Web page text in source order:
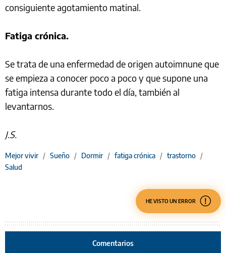
consiguiente agotamiento matinal.
Fatiga crónica.
Se trata de una enfermedad de origen autoimnune que
se empieza a conocer poco a poco y que supone una
fatiga intensa durante todo el día, también al
levantarnos.
J.S.
Mejor vivir / Sueño / Dormir / fatiga crónica / trastorno /
Salud
HE VISTO UN ERROR
Comentarios